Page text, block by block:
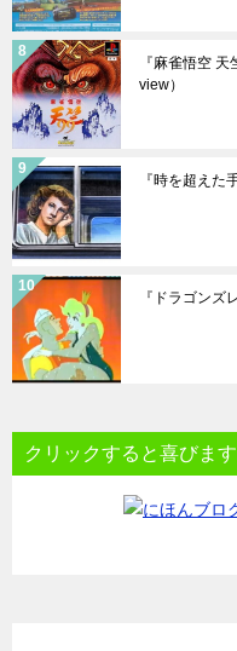
『麻雀悟空
view）
『時を超えた
『ドラゴンズ
クリックすると喜びま